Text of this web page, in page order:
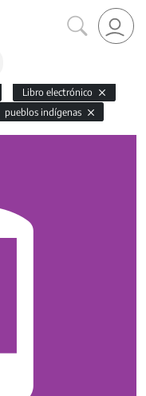
Libro electrónico
pueblos indígenas